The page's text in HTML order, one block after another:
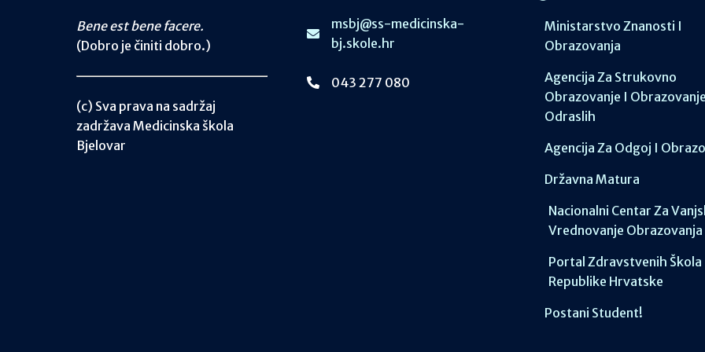
Bene est bene facere.
(Dobro je činiti dobro.)
(c) Sva prava na sadržaj
zadržava Medicinska škola
Bjelovar
msbj@ss-medicinska-
bj.skole.hr
043 277 080
Ministarstvo Znanosti I
Obrazovanja
Agencija Za Strukovno
Obrazovanje I Obrazovanje
Odraslih
Agencija Za Odgoj I
Državna Matura
Nacionalni Centar Za
Vrednovanje Obrazovanja
Portal Zdravstvenih Škola
Republike Hrvatske
Postani Student!